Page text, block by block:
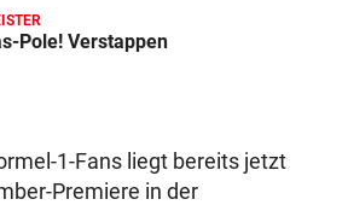
Pole! Verstappen
1-Fans liegt bereits jetzt
Premiere in der